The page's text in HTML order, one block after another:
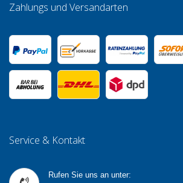
Zahlungs und Versandarten
Service & Kontakt
Rufen Sie uns an unter: